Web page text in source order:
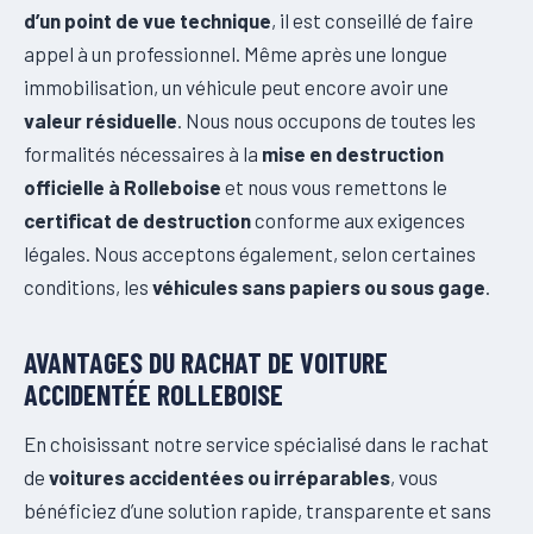
d’un point de vue technique, il est conseillé de faire
appel à un professionnel. Même après une longue
immobilisation, un véhicule peut encore avoir une
valeur résiduelle . Nous nous occupons de toutes les
formalités nécessaires à la mise en destruction
officielle à Rolleboise et nous vous remettons le
certificat de destructionconforme aux exigences
légales. Nous acceptons également, selon certaines
conditions, les véhicules sans papiers ou sous gage
AVANTAGES DU RACHAT DE VOITURE
ACCIDENTÉE ROLLEBOISE
En choisissant notre service spécialisé dans le rachat
de voitures accidentées ou irréparables, vous
bénéficiez d’une solution rapide, transparente et sans